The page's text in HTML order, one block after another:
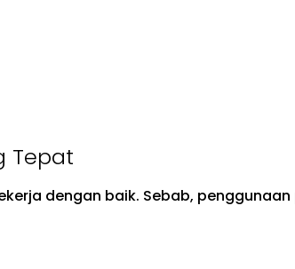
Tepat
dengan baik. Sebab,